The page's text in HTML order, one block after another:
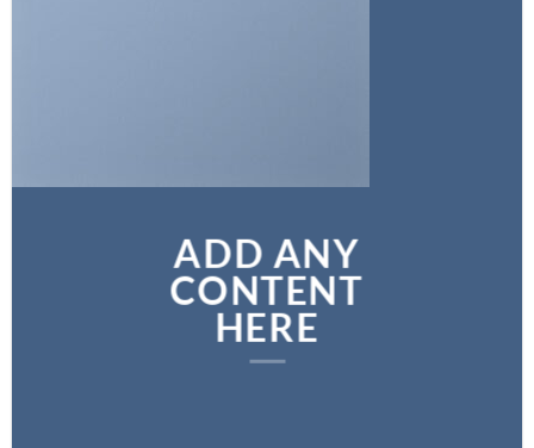
ADD ANY
CONTENT
HERE